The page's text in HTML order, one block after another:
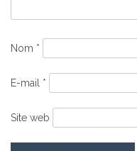
Nom *
E-mail *
Site web